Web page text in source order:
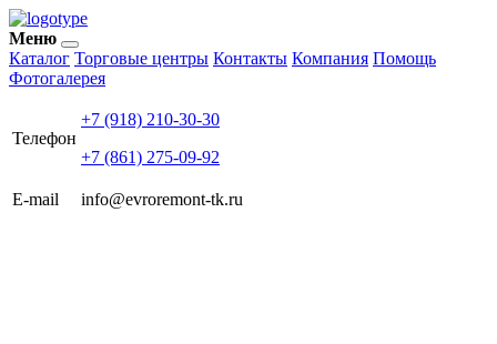
Меню
Каталог Торговые центры Контакты Компания Помощь
Фотогалерея
Телефон
+7 (918) 210-30-30
+7 (861) 275-09-92
E-mail info@evroremont-tk.ru